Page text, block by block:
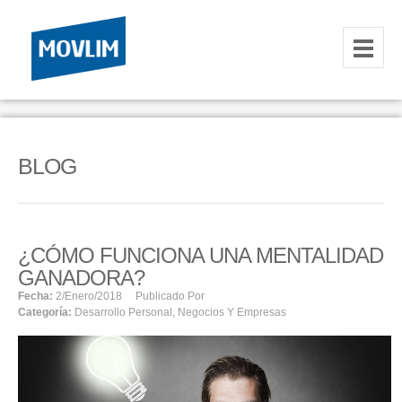
INICIO
HOSTING
HOSTING
RESELLER
SERVIDORES VPS
SERVIDORES VPS WINDOWS
BLOG
¿CÓMO FUNCIONA UNA MENTALIDAD
GANADORA?
Fecha: 2/enero/2018
Publicado Por
Categoría: Desarrollo Personal , Negocios Y Empresas